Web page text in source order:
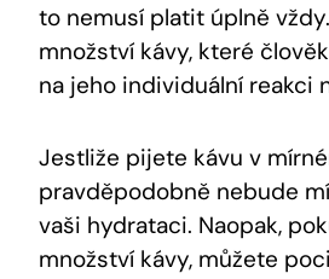
to nemusí platit úplně
množství kávy, které
na jeho individuální reakci
Jestliže pijete kávu v
pravděpodobně nebude
vaši hydrataci. Naopak,
množství kávy, můžete